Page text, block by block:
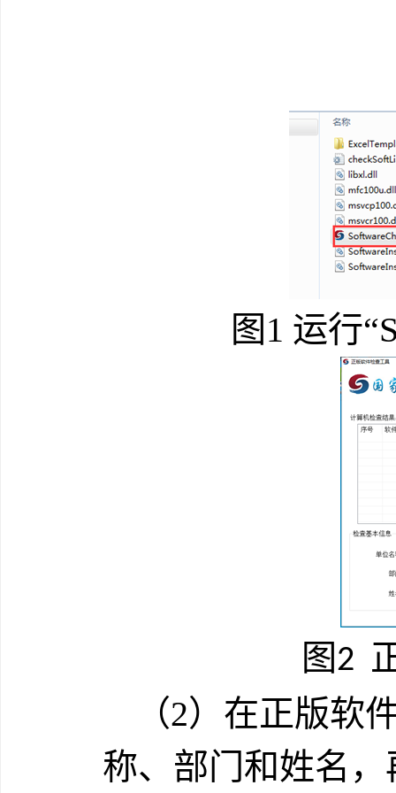
图 1 运行
图2
（2） 在正版软
称、部门和姓名